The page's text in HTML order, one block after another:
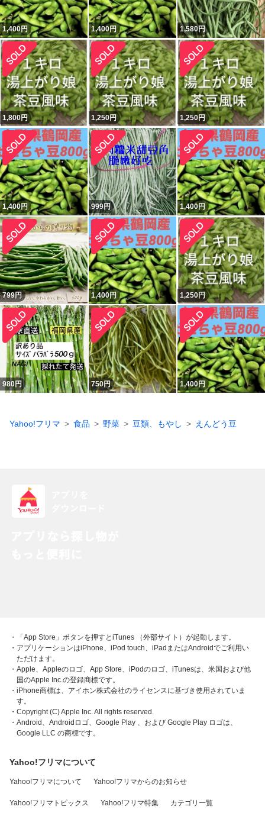
1,400円 1,400円 1,580円
1,800円 1,250円 1,250円
1,400円 999円 1,400円
799円 1,400円 1,250円
980円 750円 1,400円
Yahoo!フリマ 食品 野菜 豆類、もやし えんどう豆
・「App Store」ボタンを押すとiTunes （外部サイト）が起動します。
・アプリケーションはiPhone、iPod touch、iPadまたはAndroidでご利用い
ただけます。
・Apple、Appleのロゴ、App Store、iPodのロゴ、iTunesは、米国および他
国のApple Inc.の登録商標です。
・iPhone商標は、アイホン株式会社のライセンスに基づき使用されていま
す。
・Copyright (C) Apple Inc. All rights reserved.
・Android、Androidロゴ、Google Play 、および Google Play ロゴは、
Google LLC の商標です。
Yahoo!フリマについて
Yahoo!フリマについて Yahoo!フリマからのお知らせ
Yahoo!フリマトピックス Yahoo!フリマ特集 カテゴリ一覧